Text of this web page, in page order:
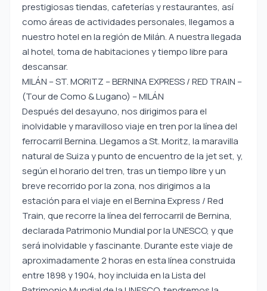
prestigiosas tiendas, cafeterías y restaurantes, así
como áreas de actividades personales, llegamos a
nuestro hotel en la región de Milán. A nuestra llegada
al hotel, toma de habitaciones y tiempo libre para
descansar.
MILÁN – ST. MORITZ – BERNINA EXPRESS / RED TRAIN –
(Tour de Como & Lugano) – MILÁN
Después del desayuno, nos dirigimos para el
inolvidable y maravilloso viaje en tren por la línea del
ferrocarril Bernina. Llegamos a St. Moritz, la maravilla
natural de Suiza y punto de encuentro de la jet set, y,
según el horario del tren, tras un tiempo libre y un
breve recorrido por la zona, nos dirigimos a la
estación para el viaje en el Bernina Express / Red
Train, que recorre la línea del ferrocarril de Bernina,
declarada Patrimonio Mundial por la UNESCO, y que
será inolvidable y fascinante. Durante este viaje de
aproximadamente 2 horas en esta línea construida
entre 1898 y 1904, hoy incluida en la Lista del